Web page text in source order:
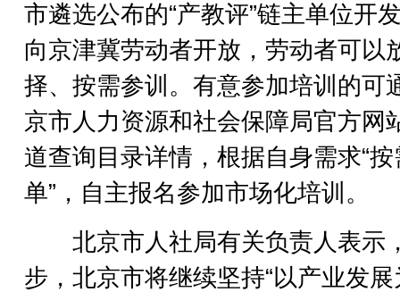
市遴选公布的“产教评”链主单位开
向京津冀劳动者开放，劳动者可以
择、按需参训。有意参加培训的可
京市人力资源和社会保障局官方网
道查询目录详情，根据自身需求“
单”，自主报名参加市场化培训。
北京市人社局有关负责人表示
步，北京市将继续坚持“以产业发